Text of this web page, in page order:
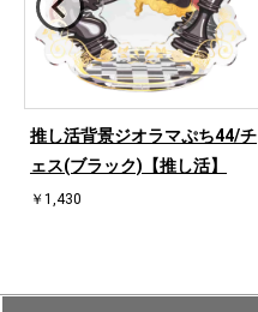
推し活背景ジオラマぷち44/チ
ェス(ブラック)【推し活】
￥1,430